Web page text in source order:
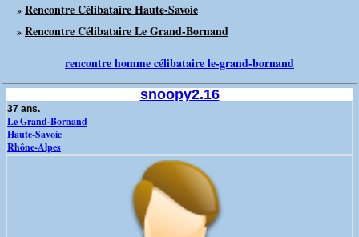
» Rencontre Célibataire Haute-Savoie
» Rencontre Célibataire Le Grand-Bornand
rencontre homme célibataire le-grand-bornand
snoopy2.16
37 ans.
Le Grand-Bornand
Haute-Savoie
Rhône-Alpes